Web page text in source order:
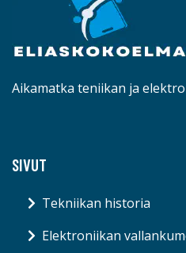
Aikamatka teniikan ja
SIVUT
Tekniikan historia
Elektroniikan